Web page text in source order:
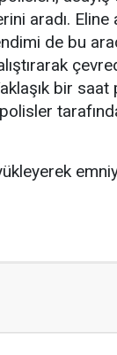
aradı.
de bu
bir
polisler